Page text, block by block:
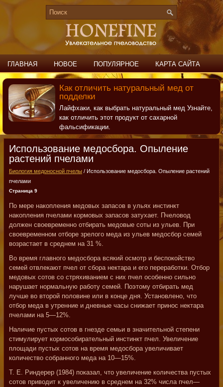
ГЛАВНАЯ НОВОЕ ПОПУЛЯРНОЕ КАРТА САЙТА
ПОИСК КОНТАКТЫ
Как отличить натуральный мед от
подделки
Лайфхаки, как выбрать натуральный мед Узнайте,
как отличить этот продукт от сахарной
фальсификации.
Использование медосбора. Опыление
растений пчелами
Биология медоносной пчелы / Использование медосбора. Опыление растений
пчелами
Страница 9
По мере накопления медовых запасов в ульях инстинкт
накопления пчелами кормовых запасов затухает. Пчеловод
должен своевременно отбирать медовые соты из ульев. При
своевременном отборе зрелого меда из ульев медосбор семей
возрастает в среднем на 31 %.
Во время главного медосбора всякий осмотр и беспокойство
семей отвлекают пчел от сбора нектара и его переработки. Отбор
медовых сотов со стряхиванием с них пчел особенно сильно
нарушает нормальную работу семей. Поэтому отбирать мед
лучше во второй половине или в конце дня. Установлено, что
отбор меда в утренние и дневные часы снижает принос нектара
пчелами на 5—12%.
Наличие пустых сотов в гнезде семьи в значительной степени
стимулирует кормособирательный инстинкт пчел. Увеличение
площади пустых сотов на время медосбора увеличивает
количество собранного меда на 10—15%.
Т. Е. Риндерер (1984) показал, что увеличение количества пустых
сотов приводит к увеличению в среднем на 32% числа пчел—